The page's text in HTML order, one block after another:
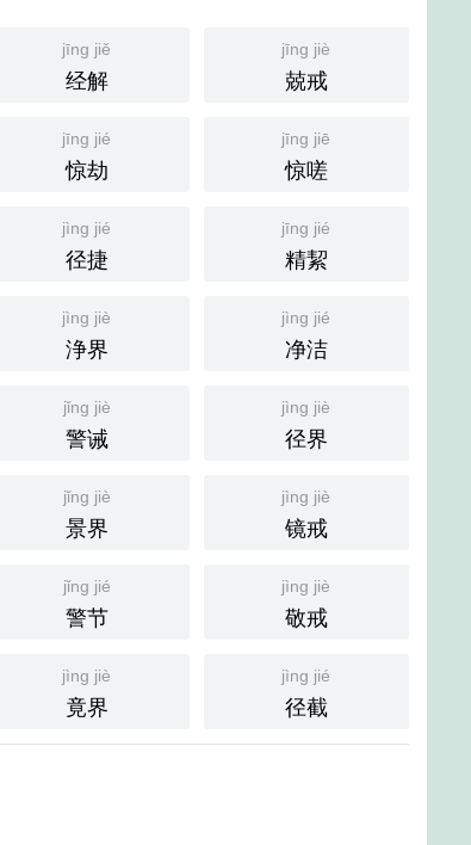
jīng jiě
经解
jīng jiè
兢戒
jīng jié
惊劫
jīng jiē
惊嗟
jìng jié
径捷
jīng jié
精絜
jìng jiè
浄界
jìng jié
净洁
jǐng jiè
警诫
jìng jiè
径界
jǐng jiè
景界
jìng jiè
镜戒
jǐng jié
警节
jìng jiè
敬戒
jìng jiè
竟界
jìng jié
径截